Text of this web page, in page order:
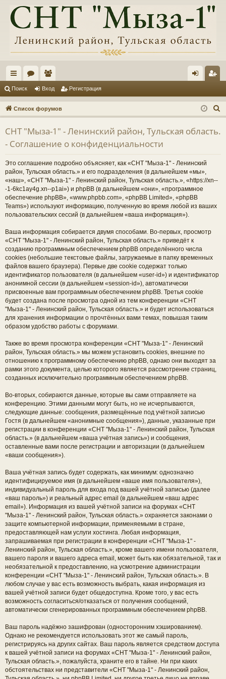
с
ы
лк
и
ум
ы
ол
ьз
ов
ат
ел
и
д ис
тр
ац
Поиск Вход Регистрация
Список форумов
о
СНТ "Мыза-1" - Ленинский район, Тульская область.
- Соглашение о конфиденциальности
Это соглашение подробно объясняет, как «СНТ "Мыза-1" - Ленинский
район, Тульская область.» и его подразделения (в дальнейшем «мы»,
«наш», «СНТ "Мыза-1" - Ленинский район, Тульская область.», «https://xn--
-1-6kc1ay4g.xn--p1ai») и phpBB (в дальнейшем «они», «программное
обеспечение phpBB», «www.phpbb.com», «phpBB Limited», «phpBB
Teams») используют информацию, полученную во время любой из ваших
пользовательских сессий (в дальнейшем «ваша информация»).
Ваша информация собирается двумя способами. Во-первых, просмотр
«СНТ "Мыза-1" - Ленинский район, Тульская область.» приведёт к
созданию программным обеспечением phpBB определённого числа
cookies (небольшие текстовые файлы, загружаемые в папку временных
файлов вашего браузера). Первые две cookie содержат только
идентификатор пользователя (в дальнейшем «user-id») и идентификатор
анонимной сессии (в дальнейшем «session-id»), автоматически
присвоенные вам программным обеспечением phpBB. Третья cookie
будет создана после просмотра одной из тем конференции «СНТ
"Мыза-1" - Ленинский район, Тульская область.» и будет использоваться
для хранения информации о прочтённых вами темах, повышая таким
образом удобство работы с форумами.
Также во время просмотра конференции «СНТ "Мыза-1" - Ленинский
район, Тульская область.» мы можем установить cookies, внешние по
отношению к программному обеспечению phpBB, однако они выходят за
рамки этого документа, целью которого является рассмотрение страниц,
созданных исключительно программным обеспечением phpBB.
Во-вторых, собираются данные, которые вы сами отправляете на
конференцию. Этими данными могут быть, но не исчерпываются,
следующие данные: сообщения, размещённые под учётной записью
Гостя (в дальнейшем «анонимные сообщения»), данные, указанные при
регистрации в конференции «СНТ "Мыза-1" - Ленинский район, Тульская
область.» (в дальнейшем «ваша учётная запись») и сообщения,
оставленные вами после регистрации и авторизации (в дальнейшем
«ваши сообщения»).
Ваша учётная запись будет содержать, как минимум: однозначно
идентифицируемое имя (в дальнейшем «ваше имя пользователя»),
индивидуальный пароль для входа под вашей учётной записью (далее
«ваш пароль») и реальный адрес email (в дальнейшем «ваш адрес
email»). Информация из вашей учётной записи на форумах «СНТ
"Мыза-1" - Ленинский район, Тульская область.» охраняется законами о
защите компьютерной информации, применяемыми в стране,
предоставляющей нам услуги хостинга. Любая информация,
запрашиваемая при регистрации в конференции «СНТ "Мыза-1" -
Ленинский район, Тульская область.», кроме вашего имени пользователя,
вашего пароля и вашего адреса email, может быть как обязательной, так и
необязательной к предоставлению, на усмотрение администрации
конференции «СНТ "Мыза-1" - Ленинский район, Тульская область.». В
любом случае у вас есть возможность выбрать, какая информация из
вашей учётной записи будет общедоступна. Кроме того, у вас есть
возможность согласиться/отказаться от получения сообщений,
автоматически сгенерированных программным обеспечением phpBB.
Ваш пароль надёжно зашифрован (односторонним хэшированием).
Однако не рекомендуется использовать этот же самый пароль,
регистрируясь на других сайтах. Ваш пароль является средством доступа
к вашей учётной записи на форумах «СНТ "Мыза-1" - Ленинский район,
Тульская область.», пожалуйста, храните его в тайне. Ни при каких
обстоятельствах ни представители «СНТ "Мыза-1" - Ленинский район,